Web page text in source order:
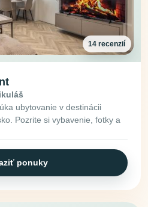
14 recenzií
ubytovanie v destinácii
Pozrite si vybavenie, fotky a
ponuky